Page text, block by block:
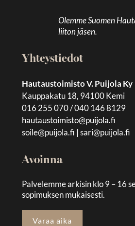
Olemme Suomen
liiton jäsen.
Yhteystiedot
Hautaustoimisto V. Puijola Ky
Kauppakatu 18, 94100 Kemi
016 255 070 / 040 146 8129
hautaustoimisto@puijola.fi
soile@puijola.fi |sari@puijola.fi
Avoinna
Palvelemme arkisin klo 9 – 16
sopimuksen mukaisesti.
Varaa aika